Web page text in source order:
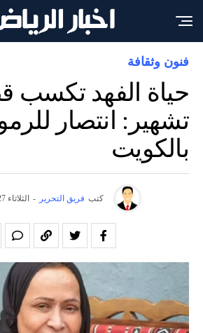
فنون وثقافة
حياة الفهد تكسب
تشهير: انتصار
بالكويت
كتب فريق التحرير - الثلاثاء 27 يناير 9:53 ص